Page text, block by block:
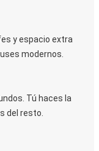
y espacio extra
modernos.
Tú haces la
del resto.